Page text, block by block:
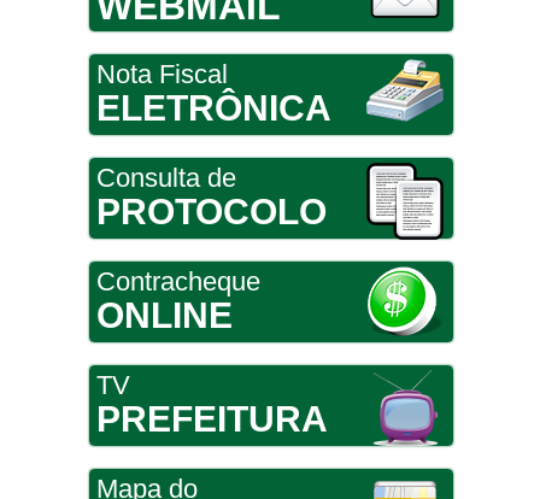
Nota Fiscal
ELETRÔNICA
Consulta de
PROTOCOLO
Contracheque
ONLINE
TV
PREFEITURA
Mapa do